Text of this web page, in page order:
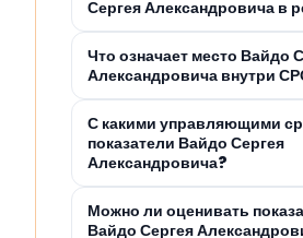
Сергея Александровича в
Что означает место Вайдо
Александровича внутри
С какими управляющими
показатели Вайдо Сергея
Александровича?
Можно ли оценивать
Вайдо Сергея